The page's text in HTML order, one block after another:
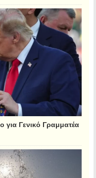
για Γενικό Γραμματέα